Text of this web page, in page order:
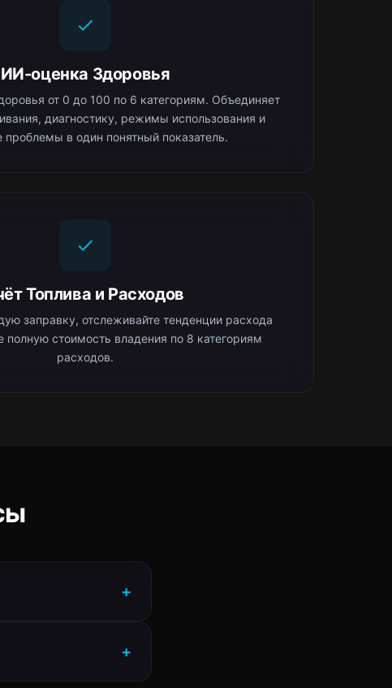
ИИ-оценка Здоровья
от 0 до 100 по 6 категориям. Объединяет
диагностику, режимы использования и
проблемы в один понятный показатель.
Топлива и Расходов
заправку, отслеживайте тенденции расхода
полную стоимость владения по 8 категориям
расходов.